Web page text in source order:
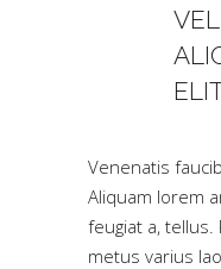
Venenatis
Aliquam lorem
feugiat a, tellus.
metus varius